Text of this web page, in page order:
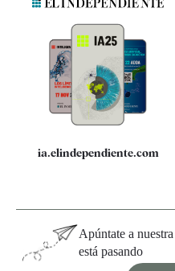
Quiénes somos
Especificaciones
ia.elindependiente.com
Apúntate a
está pasando